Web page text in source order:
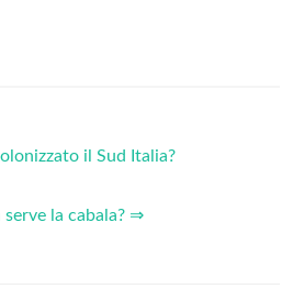
il Sud Italia?
serve la cabala? ⇒